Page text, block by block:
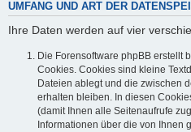
UMFANG UND ART DER
Ihre Daten werden auf vier
Die Forensoftware phpBB erstellt
Cookies. Cookies sind kleine
Dateien ablegt und die zwischen
erhalten bleiben. In diesen
(damit Ihnen alle Seitenaufrufe
Informationen über die von Ihnen